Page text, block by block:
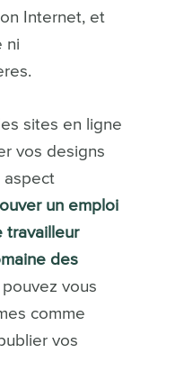
Internet, et
ni
sites en ligne
vos designs
aspect
un emploi
travailleur
des
vous
comme
vos